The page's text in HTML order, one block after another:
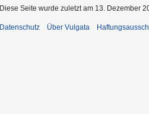
Diese Seite wurde zuletzt am 13. Dezember
Datenschutz Über Vulgata